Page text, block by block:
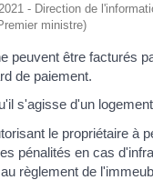
- Direction de
ministre)
peuvent être facturés
de paiement.
s'agisse d'un
le propriétaire à
pénalités en cas
règlement de